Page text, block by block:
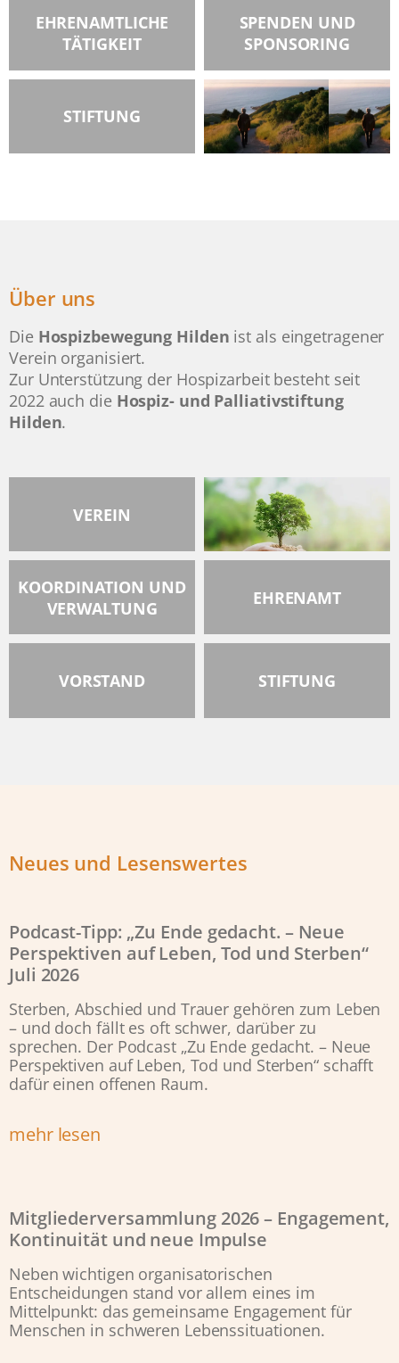
EHRENAMTLICHE
TÄTIGKEIT
SPENDEN UND
SPONSORING
STIFTUNG
Über uns
Die Hospizbewegung Hilden ist als eingetragener
Verein organisiert.
Zur Unterstützung der Hospizarbeit besteht seit
2022 auch die Hospiz- und Palliativstiftung
Hilden.
VEREIN
KOORDINATION UND
VERWALTUNG
EHRENAMT
VORSTAND STIFTUNG
Neues und Lesenswertes
Podcast-Tipp: „Zu Ende gedacht. – Neue
Perspektiven auf Leben, Tod und Sterben“
Juli 2026
Sterben, Abschied und Trauer gehören zum Leben
– und doch fällt es oft schwer, darüber zu
sprechen. Der Podcast „Zu Ende gedacht. – Neue
Perspektiven auf Leben, Tod und Sterben“ schafft
dafür einen offenen Raum.
mehr lesen
Mitgliederversammlung 2026 – Engagement,
Kontinuität und neue Impulse
Neben wichtigen organisatorischen
Entscheidungen stand vor allem eines im
Mittelpunkt: das gemeinsame Engagement für
Menschen in schweren Lebenssituationen.